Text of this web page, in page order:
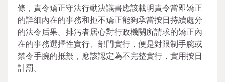
條，責令矯正守法行動決議書應該載明責令當即矯正
的詳細內在的事務和拒不矯正能夠承當按日持續處分
的法令后果。排污者居心對行政機關所請求的矯正內
在的事務選擇性實行、部門實行，便是對限制手腕或
禁令手腕的抵禦，應該認定為不完整實行，實用按日
計罰。